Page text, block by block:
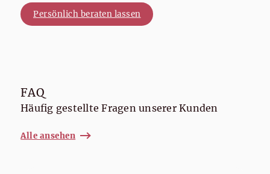
Persönlich beraten lassen
FAQ
Häufig gestellte Fragen unserer Kunden
Alle ansehen